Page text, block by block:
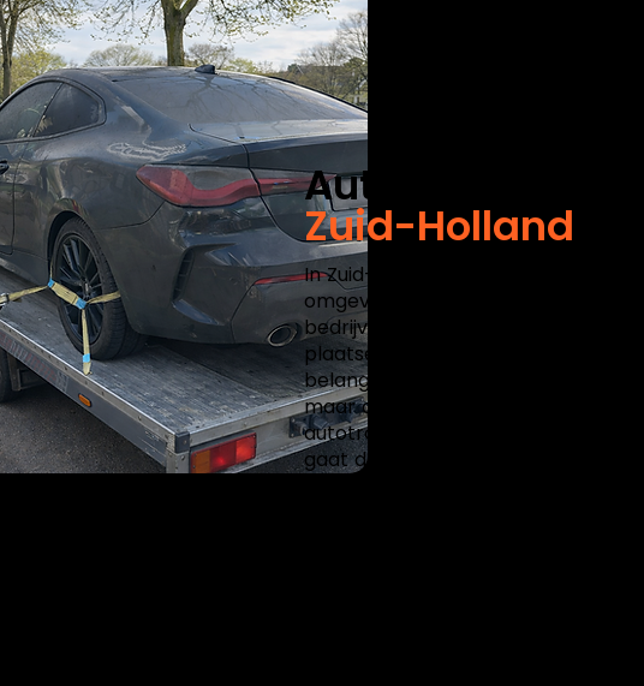
Autotransport in
Zuid-Holland
In Zuid-Holland begint
omgeving. Denk aan Rotterdam
bedrijventerreinen, Den Haag met
plaatsen als Gouda, Delft en
belangrijk is. Daarom kijken we niet
maar ook naar de locatie en
autotransport overzichtelijk, ook
gaat dan alleen Nederland.